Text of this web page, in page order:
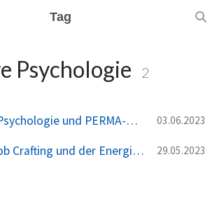
Tag
Psychologie 2
Mit Positiver Psychologie und PERMA-H Modell zu mehr Wohlbefinden im Leben 03.06.2023
Mithilfe von Job Crafting und der Energiebilanz Methode zu mehr Zufriedenheit im Job 29.05.2023